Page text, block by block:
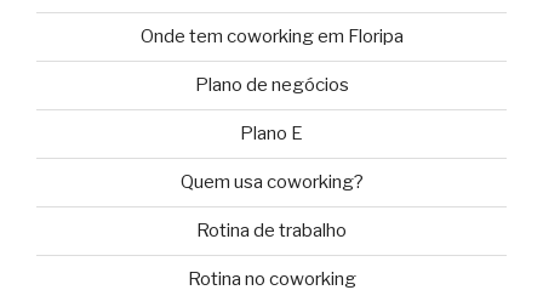
Onde tem coworking em Floripa
Plano de negócios
Plano E
Quem usa coworking?
Rotina de trabalho
Rotina no coworking